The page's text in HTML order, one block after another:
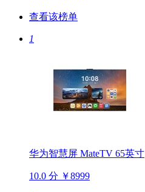
查看该榜单
1
华为智慧屏 MateTV 65英寸
10.0 分 ￥8999